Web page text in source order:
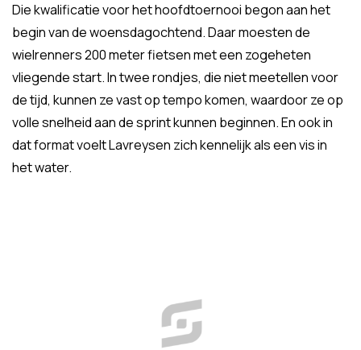
Die kwalificatie voor het hoofdtoernooi begon aan het
begin van de woensdagochtend. Daar moesten de
wielrenners 200 meter fietsen met een zogeheten
vliegende start. In twee rondjes, die niet meetellen voor
de tijd, kunnen ze vast op tempo komen, waardoor ze op
volle snelheid aan de sprint kunnen beginnen. En ook in
dat format voelt Lavreysen zich kennelijk als een vis in
het water.